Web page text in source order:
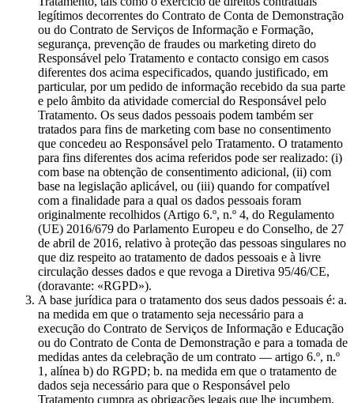
legítimos decorrentes do Contrato de Conta de Demonstração
ou do Contrato de Serviços de Informação e Formação,
segurança, prevenção de fraudes ou marketing direto do
Responsável pelo Tratamento e contacto consigo em casos
diferentes dos acima especificados, quando justificado, em
particular, por um pedido de informação recebido da sua parte
e pelo âmbito da atividade comercial do Responsável pelo
Tratamento. Os seus dados pessoais podem também ser
tratados para fins de marketing com base no consentimento
que concedeu ao Responsável pelo Tratamento. O tratamento
para fins diferentes dos acima referidos pode ser realizado: (i)
com base na obtenção de consentimento adicional, (ii) com
base na legislação aplicável, ou (iii) quando for compatível
com a finalidade para a qual os dados pessoais foram
originalmente recolhidos (Artigo 6.º, n.º 4, do Regulamento
(UE) 2016/679 do Parlamento Europeu e do Conselho, de 27
de abril de 2016, relativo à proteção das pessoas singulares no
que diz respeito ao tratamento de dados pessoais e à livre
circulação desses dados e que revoga a Diretiva 95/46/CE,
(doravante: «RGPD»).
A base jurídica para o tratamento dos seus dados pessoais é: a.
na medida em que o tratamento seja necessário para a
execução do Contrato de Serviços de Informação e Educação
ou do Contrato de Conta de Demonstração e para a tomada de
medidas antes da celebração de um contrato — artigo 6.º, n.º
1, alínea b) do RGPD; b. na medida em que o tratamento de
dados seja necessário para que o Responsável pelo
Tratamento cumpra as obrigações legais que lhe incumbem,